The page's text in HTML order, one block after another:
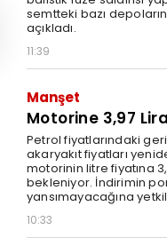
semtteki bazı
açıkladı.
11:39
Manşet
Motorine 3,97
Petrol fiyatlarındaki
akaryakıt fiyatları
motorinin litre fiyatına
bekleniyor. İndirimin
yansımayacağına
10:33